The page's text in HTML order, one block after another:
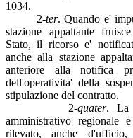
1034.
2-ter. Quando e'
stazione appaltante
Stato, il ricorso e'
anche alla stazione
anteriore alla notifica
dell'operativita' della
stipulazione del contratto.
2-quater. La
amministrativo
rilevato, anche